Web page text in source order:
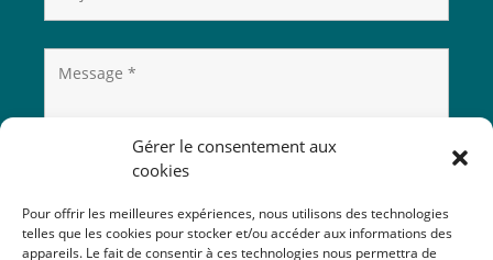
Gérer le consentement aux
cookies
Pour offrir les meilleures expériences, nous utilisons des technologies
telles que les cookies pour stocker et/ou accéder aux informations des
appareils. Le fait de consentir à ces technologies nous permettra de